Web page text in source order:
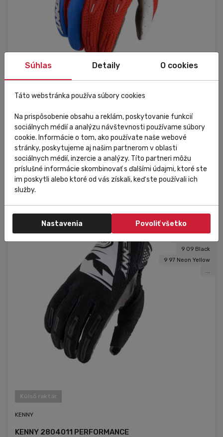
KENNY 2803011 TRACK 24
14 006,85 Ft
10 894,31 Ft Do košíka
7 09 Black
8 09 Black
9 02 Blue
9 09 Black
9 97 Neon Yellow
...
Külső raktár
KENNY
KENNY 2804011 PERFORMANCE
Súhlas Detaily O cookies
Táto webstránka používa súbory cookies
Na prispôsobenie obsahu a reklám, poskytovanie funkcií
sociálnych médií a analýzu návštevnosti používame súbory
cookie. Informácie o tom, ako používate naše webové
stránky, poskytujeme aj našim partnerom v oblasti
sociálnych médií, inzercie a analýzy. Títo partneri môžu
príslušné informácie skombinovať s ďalšími údajmi, ktoré ste
im poskytli alebo ktoré od vás získali, keď ste používali ich
služby.
Nastavenia Povoliť všetko